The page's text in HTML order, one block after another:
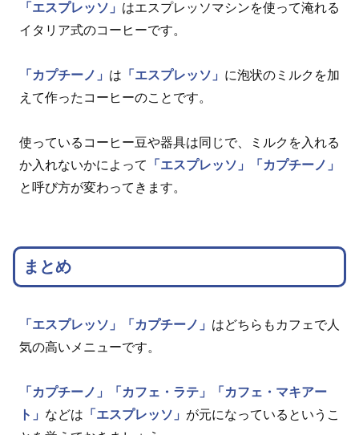
「エスプレッソ」 はエスプレッソマシンを使って淹れる
イタリア式のコーヒーです。
「カプチーノ」 は 「エスプレッソ」 に泡状のミルクを加
えて作ったコーヒーのことです。
使っているコーヒー豆や器具は同じで、ミルクを入れる
か入れないかによって
「エスプレッソ」
「カプチーノ」
と呼び方が変わってきます。
まとめ
「エスプレッソ」 「カプチーノ」 はどちらもカフェで人
気の高いメニューです。
「カプチーノ」 「カフェ・ラテ」
「カフェ・マキアー
ト」 などは 「エスプレッソ」 が元になっているというこ